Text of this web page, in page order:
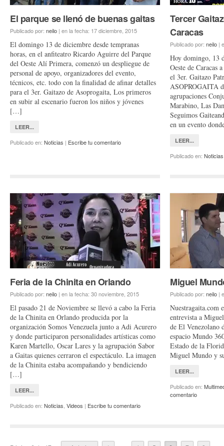
El parque se llenó de buenas gaitas
Publicado por: neilo | en la fecha: 17 diciembre, 2015
El domingo 13 de diciembre desde tempranas
horas, en el anfiteatro Ricardo Aguirre del Parque
del Oeste Alí Primera, comenzó un despliegue de
personal de apoyo, organizadores del evento,
técnicos, etc. todo con la finalidad de afinar detalles
para el 3er. Gaitazo de Asoprogaita, Los primeros
en subir al escenario fueron los niños y jóvenes
[…]
LEER...
Publicado en: Noticias | Escribe tu comentario
Tercer
Caracas
Publicado por: neilo |
Hoy domingo, 13
Oeste de Caracas
el 3er. Gaitazo
ASOPROGAITA
agrupaciones
Marabino, Las
Seguimos
en un evento
LEER...
Publicado en: Noticias
Feria de la Chinita en Orlando
Publicado por: neilo | en la fecha: 30 noviembre, 2015
El pasado 21 de Noviembre se llevó a cabo la Feria
de la Chinita en Orlando producida por la
organización Somos Venezuela junto a Adi Acurero
y donde participaron personalidades artísticas como
Karen Martello, Oscar Lares y la agrupación Sabor
a Gaitas quienes cerraron el espectáculo. La imagen
de la Chinita estaba acompañando y bendiciendo
[…]
LEER...
Publicado en: Noticias Videos | Escribe tu comentario
Miguel
Publicado por: neilo |
Nuestragaita.com
entrevista a
de El Venezolano
espacio Mundo
Estado de la
Miguel Mundo y
LEER...
Publicado en:
comentario